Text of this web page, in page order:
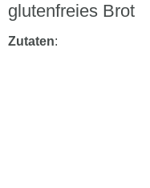
glutenfreies Brot
Zutaten: